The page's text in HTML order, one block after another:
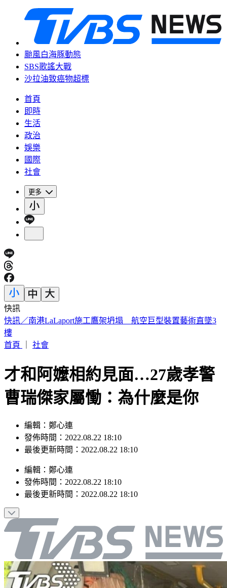
颱風白海豚動態
SBS歌謠大戰
沙拉油致癌物超標
首頁
即時
生活
政治
娛樂
國際
社會
更多
快訊
國家警報大響！下午2:30收「網路降速演習預告」
首頁
才和阿嬤相約見面…27歲孝警
曹瑞傑家屬慟：為什麼是你
發佈時間：2022.08.22 18:10
最後更新時間：2022.08.22 18:10
發佈時間：2022.08.22 18:10
最後更新時間：2022.08.22 18:10